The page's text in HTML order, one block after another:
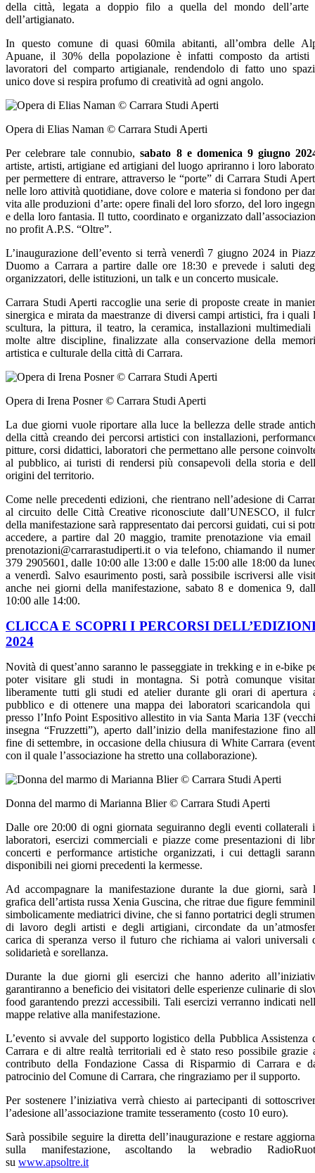
della città, legata a doppio filo a quella del mondo dell’arte
dell’artigianato.
In questo comune di quasi 60mila abitanti, all’ombra delle
Apuane, il 30% della popolazione è infatti composto da artisti
lavoratori del comparto artigianale, rendendolo di fatto uno
unico dove si respira profumo di creatività ad ogni angolo.
Opera di Elias Naman © Carrara Studi Aperti
Per celebrare tale connubio,sabato 8 e domenica 9 giugno
artiste, artisti, artigiane ed artigiani del luogo apriranno i loro
per permettere di entrare, attraverso le “porte” di Carrara Studi
nelle loro attività quotidiane, dove colore e materia si fondono per
vita alle produzioni d’arte: opere finali del loro sforzo, del loro
e della loro fantasia. Il tutto, coordinato e organizzato
no profit A.P.S. “Oltre”.
L’inaugurazione dell’evento si terrà venerdì 7 giugno 2024 in
Duomo a Carrara a partire dalle ore 18:30 e prevede i saluti
organizzatori, delle istituzioni, un talk e un concerto musicale.
Carrara Studi Aperti raccoglie una serie di proposte create in
sinergica e mirata da maestranze di diversi campi artistici, fra i quali
scultura, la pittura, il teatro, la ceramica, installazioni multimediali
molte altre discipline, finalizzate alla conservazione della
artistica e culturale della città di Carrara.
Opera di Irena Posner © Carrara Studi Aperti
La due giorni vuole riportare alla luce la bellezza delle strade
della città creando dei percorsi artistici con installazioni,
pitture, corsi didattici, laboratori che permettano alle persone
al pubblico, ai turisti di rendersi più consapevoli della storia e
origini del territorio.
Come nelle precedenti edizioni, che rientrano nell’adesione di
al circuito delle Città Creative riconosciute dall’UNESCO, il
della manifestazione sarà rappresentato dai percorsi guidati, cui si
accedere, a partire dal 20 maggio, tramite prenotazione via email
prenotazioni@carrarastudiperti.it o via telefono, chiamando il
379 2905601, dalle 10:00 alle 13:00 e dalle 15:00 alle 18:00 da
a venerdì. Salvo esaurimento posti, sarà possibile iscriversi alle
anche nei giorni della manifestazione, sabato 8 e domenica 9,
10:00 alle 14:00.
CLICCA E SCOPRI I PERCORSI
2024
Novità di quest’anno saranno le passeggiate in trekking e in e-bike
poter visitare gli studi in montagna. Si potrà comunque
liberamente tutti gli studi ed atelier durante gli orari di apertura
pubblico e di ottenere una mappa dei laboratori scaricandola qui
presso l’Info Point Espositivo allestito in via Santa Maria 13F
insegna “Fruzzetti”), aperto dall’inizio della manifestazione fino
fine di settembre, in occasione della chiusura di White Carrara
con il quale l’associazione ha stretto una collaborazione).
Donna del marmo di Marianna Blier © Carrara Studi Aperti
Dalle ore 20:00 di ogni giornata seguiranno degli eventi collaterali
laboratori, esercizi commerciali e piazze come presentazioni di
concerti e performance artistiche organizzati, i cui dettagli
disponibili nei giorni precedenti la kermesse.
Ad accompagnare la manifestazione durante la due giorni, sarà
grafica dell’artista russa Xenia Guscina, che ritrae due figure
simbolicamente mediatrici divine, che si fanno portatrici degli
di lavoro degli artisti e degli artigiani, circondate da
carica di speranza verso il futuro che richiama ai valori universali
solidarietà e sorellanza.
Durante la due giorni gli esercizi che hanno aderito
garantiranno a beneficio dei visitatori delle esperienze culinarie di
food garantendo prezzi accessibili. Tali esercizi verranno indicati
mappe relative alla manifestazione.
L’evento si avvale del supporto logistico della Pubblica Assistenza
Carrara e di altre realtà territoriali ed è stato reso possibile grazie
contributo della Fondazione Cassa di Risparmio di Carrara e
patrocinio del Comune di Carrara, che ringraziamo per il supporto.
Per sostenere l’iniziativa verrà chiesto ai partecipanti di
l’adesione all’associazione tramite tesseramento (costo 10 euro).
Sarà possibile seguire la diretta dell’inaugurazione e restare
sulla manifestazione, ascoltando la webradio
su www.apsoltre.it